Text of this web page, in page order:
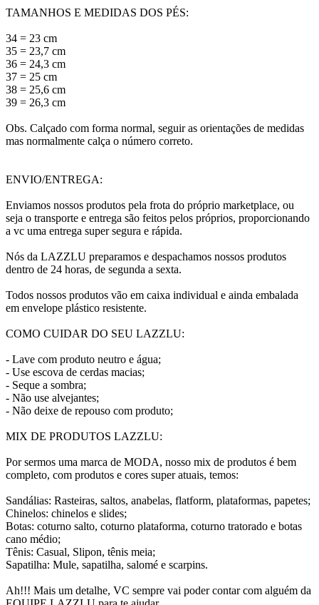
TAMANHOS E MEDIDAS DOS PÉS:
34 = 23 cm
35 = 23,7 cm
36 = 24,3 cm
37 = 25 cm
38 = 25,6 cm
39 = 26,3 cm
Obs. Calçado com forma normal, seguir as orientações de medidas
mas normalmente calça o número correto.
ENVIO/ENTREGA:
Enviamos nossos produtos pela frota do próprio marketplace, ou
seja o transporte e entrega são feitos pelos próprios, proporcionando
a vc uma entrega super segura e rápida.
Nós da LAZZLU preparamos e despachamos nossos produtos
dentro de 24 horas, de segunda a sexta.
Todos nossos produtos vão em caixa individual e ainda embalada
em envelope plástico resistente.
COMO CUIDAR DO SEU LAZZLU:
- Lave com produto neutro e água;
- Use escova de cerdas macias;
- Seque a sombra;
- Não use alvejantes;
- Não deixe de repouso com produto;
MIX DE PRODUTOS LAZZLU:
Por sermos uma marca de MODA, nosso mix de produtos é bem
completo, com produtos e cores super atuais, temos:
Sandálias: Rasteiras, saltos, anabelas, flatform, plataformas, papetes;
Chinelos: chinelos e slides;
Botas: coturno salto, coturno plataforma, coturno tratorado e botas
cano médio;
Tênis: Casual, Slipon, tênis meia;
Sapatilha: Mule, sapatilha, salomé e scarpins.
Ah!!! Mais um detalhe, VC sempre vai poder contar com alguém da